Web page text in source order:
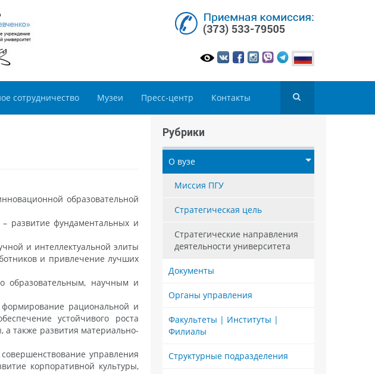
сотрудничество Музеи Пресс-центр Контакты
образовательной
– развитие фундаментальных и
и интеллектуальной элиты
и привлечение лучших
образовательным, научным и
формирование рациональной и
устойчивого роста
а также развития материально-
управления
корпоративной культуры,
Рубрики
О вузе
Миссия ПГУ
Стратегическая цель
Стратегические направления
деятельности университета
Документы
Органы управления
Факультеты | Институты |
Филиалы
Структурные подразделения